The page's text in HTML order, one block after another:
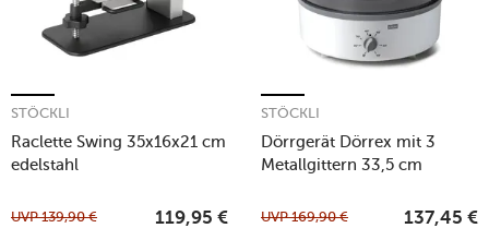
Raclette Swing 35x16x21 cm
edelstahl
STÖCKLI
UVP139,90 € 119,95 €
Dörrgerät Dörrex mit 3
Metallgittern 33,5 cm
STÖCKLI
UVP169,90 € 137,45 €